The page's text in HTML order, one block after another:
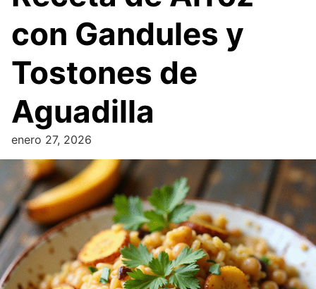
con Gandules y
Tostones de
Aguadilla
enero 27, 2026